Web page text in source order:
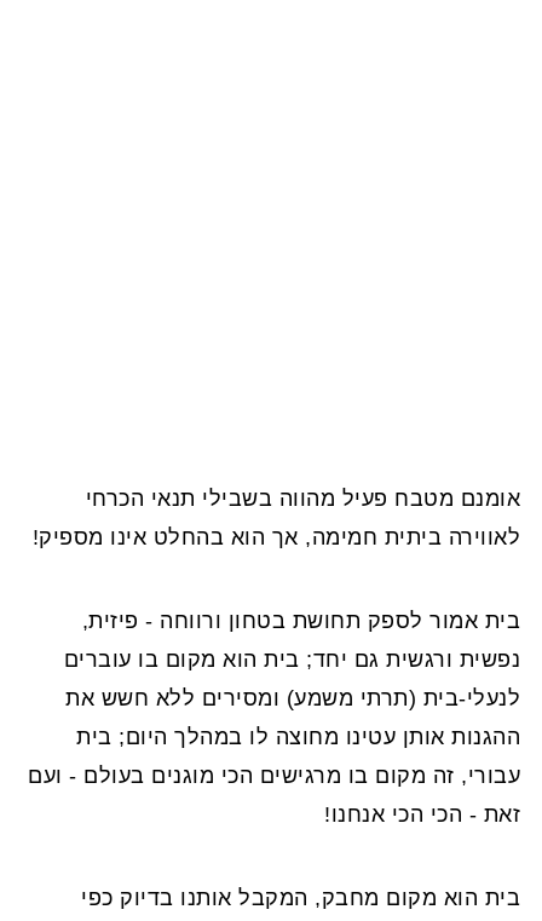
אומנם מטבח פעיל מהווה בשבילי תנאי הכרחי
לאווירה ביתית חמימה, אך הוא בהחלט אינו מספיק!
בית אמור לספק תחושת בטחון ורווחה - פיזית,
נפשית ורגשית גם יחד; בית הוא מקום בו עוברים
לנעלי-בית (תרתי משמע) ומסירים ללא חשש את
ההגנות אותן עטינו מחוצה לו במהלך היום; בית
עבורי, זה מקום בו מרגישים הכי מוגנים בעולם - ועם
זאת - הכי הכי אנחנו!
בית הוא מקום מחבק, המקבל אותנו בדיוק כפי